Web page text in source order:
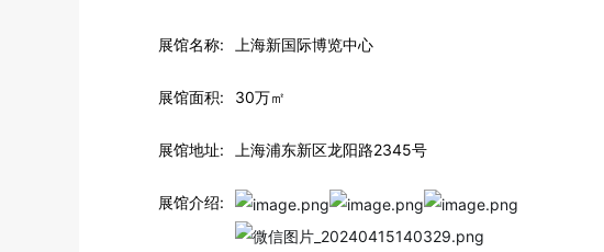
展馆名称: 上海新国际博览中心
展馆面积: 30万㎡
展馆地址: 上海浦东新区龙阳路2345号
展馆介绍: